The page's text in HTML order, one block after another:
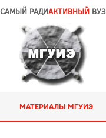
САМЫЙ РАДИАКТИВНЫЙ ВУЗ
МАТЕРИАЛЫ МГУИЭ